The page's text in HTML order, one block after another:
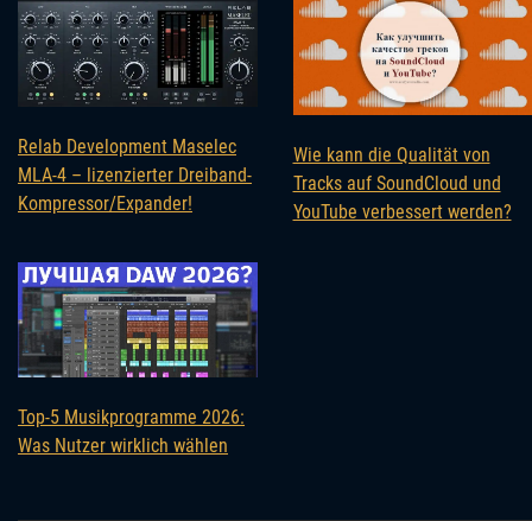
Relab Development Maselec
MLA-4 – lizenzierter Dreiband-
Kompressor/Expander!
Wie kann die Qualität von
Tracks auf SoundCloud und
YouTube verbessert werden?
Top-5 Musikprogramme 2026:
Was Nutzer wirklich wählen